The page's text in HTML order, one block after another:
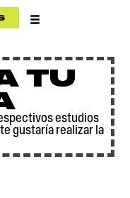
TU
estudios
gustaría realizar la